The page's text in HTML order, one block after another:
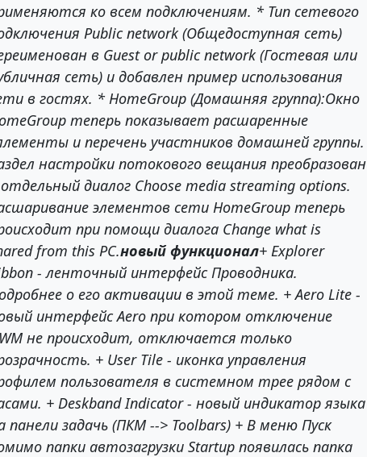
ко всем подключениям. * Тип сетевого
Public network (Общедоступная сеть)
в Guest or public network (Гостевая или
сеть) и добавлен пример использования
в гостях. * HomeGroup (Домашняя группа):Окно
теперь показывает расшаренные
и перечень участников домашней группы.
настройки потокового вещания преобразован
диалог Choose media streaming options.
элементов сети HomeGroup теперь
при помощи диалога Change what is
from this PC.новый функционал+ Explorer
- ленточный интерфейc Проводника.
о его активации в этой теме. + Aero Lite -
интерфейс Aero при котором отключение
не происходит, отключается только
+ User Tile - иконка управления
пользователя в системном трее рядом с
+ Deskband Indicator - новый индикатор языка
панели задачь (ПКМ --> Toolbars) + В меню Пуск
папки автозагрузки Startup появилась папка